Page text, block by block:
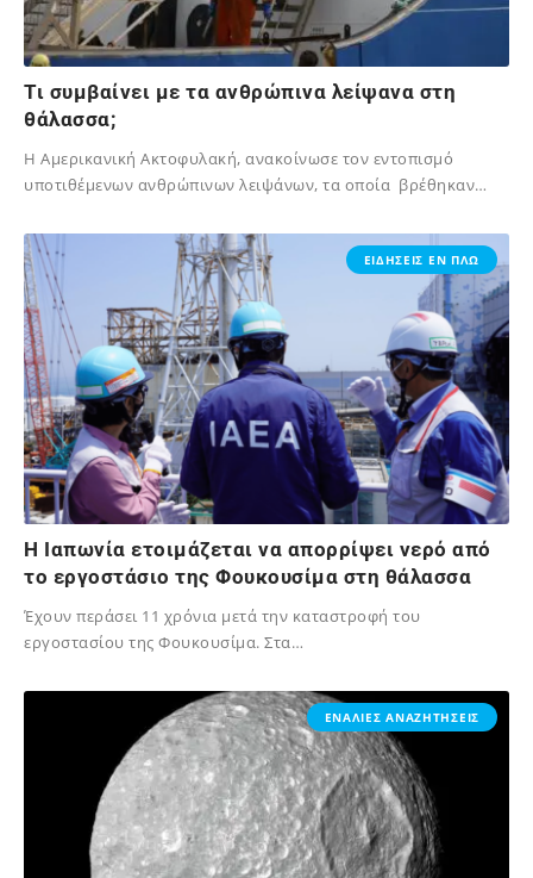
Τι συμβαίνει με τα ανθρώπινα λείψανα στη
θάλασσα;
Η Αμερικανική Ακτοφυλακή, ανακοίνωσε τον εντοπισμό
υποτιθέμενων ανθρώπινων λειψάνων, τα οποία βρέθηκαν…
ΕΙΔΗΣΕΙΣ ΕΝ ΠΛΩ
Η Ιαπωνία ετοιμάζεται να απορρίψει νερό από
το εργοστάσιο της Φουκουσίμα στη θάλασσα
Έχουν περάσει 11 χρόνια μετά την καταστροφή του
εργοστασίου της Φουκουσίμα. Στα…
ΕΝΑΛΙΕΣ ΑΝΑΖΗΤΗΣΕΙΣ